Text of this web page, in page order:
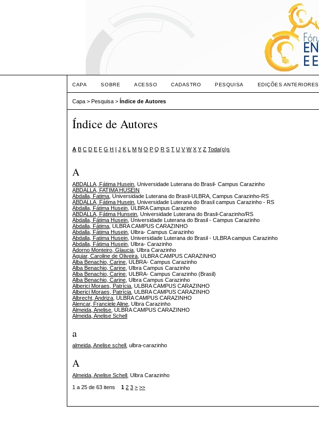
CAPA SOBRE ACESSO CADASTRO PESQUISA EDIÇÕES ANTERIORES
Capa >Pesquisa >Índice de Autores
Índice de Autores
A B C D E F G H I J K L M N O P Q R S T U V W X Y Z Toda(o)s
A
ABDALLA, Fátima Husein , Universidade Luterana do Brasil- Campus Carazinho
ABDALLA, FATIMA HUSEIN
Abdalla, Fatima , Universidade Luterana do Brasil-ULBRA, Campus Carazinho-RS
ABDALLA, Fátima Husein , Universidade Luterana do Brasil campus Carazinho - RS
Abdalla, Fátima Husein , ULBRA Campus Carazinho
ABDALLA, Fátima Hunsein , Universidade Luterana do Brasil-Carazinho/RS
Abdalla, Fátima Husein , Universidade Luterana do Brasil - Campus Carazinho
Abdalla, Fátima , ULBRA CAMPUS CARAZINHO
Abdalla, Fátima Husein , Ulbra- Campus Carazinho
Abdalla, Fatima Husein , Universidade Luterana do Brasil - ULBRA campus Carazinho
Abdalla, Fátima Husein , Ulbra- Carazinho
Adorno Monteiro, Glaucia , Ulbra Carazinho
Aguiar, Caroline de Oliveira , ULBRA CAMPUS CARAZINHO
Alba Benachio, Carine , ULBRA- Campus Carazinho
Alba Benachio, Carine , Ulbra Campus Carazinho
Alba Benachio, Carine , ULBRA- Campus Carazinho (Brasil)
Alba Benachio, Carine , Ulbra Campus Carazinho
Alberici Moraes, Patrícia , ULBRA CAMPUS CARAZINHO
Alberici Moraes, Patrícia , ULBRA CAMPUS CARAZINHO
Albrecht, Andriza , ULBRA CAMPUS CARAZINHO
Alencar, Franciele Aline , Ulbra Carazinho
Almeida, Anelise , ULBRA CAMPUS CARAZINHO
Almeida, Anelise Schell
a
almeida, Anelise schell , ulbra-carazinho
A
Almeida, Anelise Schell , Ulbra Carazinho
1 a 25 de 63 itens1 2 3 > >>